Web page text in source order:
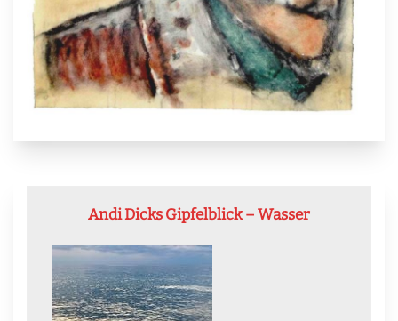
Andi Dicks Gipfelblick – Wasser